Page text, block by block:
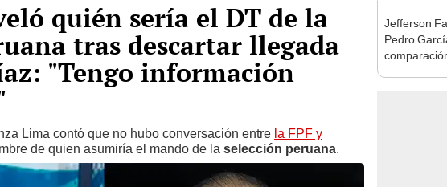
quién sería el DT de la
tras descartar llegada
"Tengo información
Lima contó que no hubo conversación entre la FPF y
de quien asumiría el mando de la selección peruana.
Jefferson
Pedro